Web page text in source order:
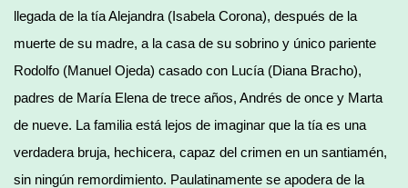
llegada de la tía Alejandra (Isabela Corona), después de la
muerte de su madre, a la casa de su sobrino y único pariente
Rodolfo (Manuel Ojeda) casado con Lucía (Diana Bracho),
padres de María Elena de trece años, Andrés de once y Marta
de nueve. La familia está lejos de imaginar que la tía es una
verdadera bruja, hechicera, capaz del crimen en un santiamén,
sin ningún remordimiento. Paulatinamente se apodera de la